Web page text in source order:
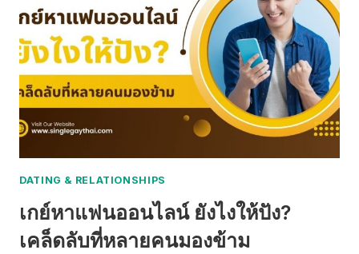
DATING & RELATIONSHIPS
เกย์หาแฟนออนไลน์ ยังไงให้ปัง?
เคล็ดลับที่หลายคนมองข้าม